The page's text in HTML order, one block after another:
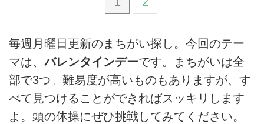
毎週月曜日更新のまちがい探し。今回のテー
マは、バレンタインデーです。まちがいは全
部で3つ。難易度が高いものもありますが、す
べて見つけることができればスッキリします
よ。頭の体操にぜひ挑戦してみてください。